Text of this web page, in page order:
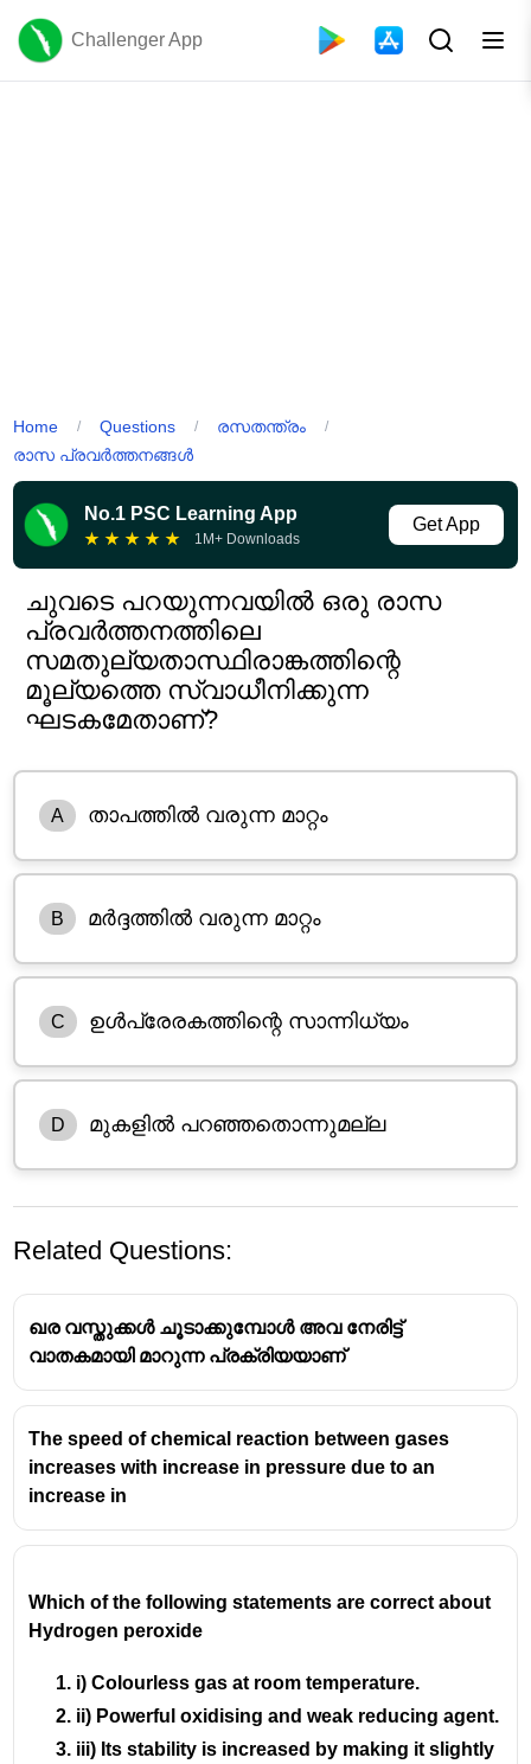
Challenger App
Home / Questions / രസതന്ത്രം /
രാസ പ്രവർത്തനങ്ങൾ
No.1 PSC Learning App
★ ★ ★ ★ ★ 1M+ Downloads
Get App
ചുവടെ പറയുന്നവയിൽ ഒരു രാസ
പ്രവർത്തനത്തിലെ
സമതുല്യതാസ്ഥിരാങ്കത്തിന്റെ
മൂല്യത്തെ സ്വാധീനിക്കുന്ന
ഘടകമേതാണ്?
A താപത്തിൽ വരുന്ന മാറ്റം
B മർദ്ദത്തിൽ വരുന്ന മാറ്റം
C ഉൾപ്രേരകത്തിന്റെ സാന്നിധ്യം
D മുകളിൽ പറഞ്ഞതൊന്നുമല്ല
നിയമങ്ങളിലൊന്നാണ് ഇത്. സന്തുലിതാവസ്ഥാ
സ്ഥിരാങ്കം, ഉൽപ്പന്നങ്ങളുടെയും
താപത്തിൽ വരുന്ന മാറ്റം (Change in
Temperature):താപനില മാറുന്നത്
സന്തുലിതാവസ്ഥാ സ്ഥിരാങ്കത്തെനേരിട്ട്
താപമോചക പ്രവർത്തനങ്ങളിൽ
Related Questions:
ഖര വസ്തുക്കൾ ചൂടാക്കുമ്പോൾ അവ നേരിട്ട്
വാതകമായി മാറുന്ന പ്രക്രിയയാണ്
The speed of chemical reaction between gases
increases with increase in pressure due to an
increase in
Which of the following statements are correct about
Hydrogen peroxide
i) Colourless gas at room temperature.
ii) Powerful oxidising and weak reducing agent.
iii) Its stability is increased by making it slightly